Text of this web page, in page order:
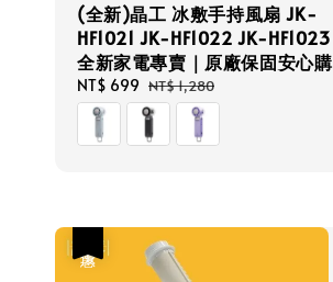
(全新)晶工 冰敷手持風扇 JK-
HF1021 JK-HF1022 JK-HF1023
全新家電專賣｜原廠保固安心購
Sale
price
NT$ 699 Regular
price
NT$ 1,280